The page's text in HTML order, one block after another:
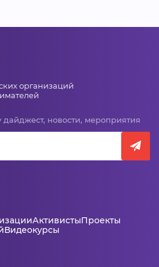
организаций
новости, мероприятия
АктивистыПроекты
Видеокурсы